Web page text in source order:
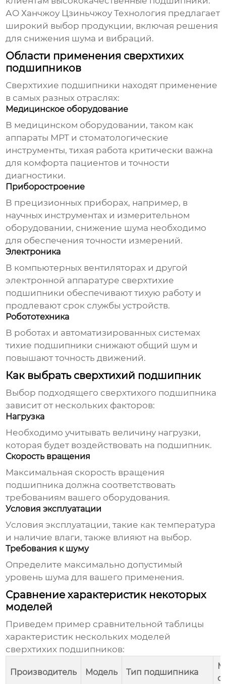
АО Ханчжоу Цзиньчжоу Технология предлагает
широкий выбор продукции, включая решения
для снижения шума и вибраций.
Области применения сверхтихих
подшипников
Сверхтихие подшипники находят применение
в самых разных отраслях:
Медицинское оборудование
В медицинском оборудовании, таком как
аппараты МРТ и стоматологические
инструменты, тихая работа критически важна
для комфорта пациентов и точности
диагностики.
Приборостроение
В прецизионных приборах, например, в
научных инструментах и измерительном
оборудовании, снижение шума необходимо
для обеспечения точности измерений.
Электроника
В компьютерных вентиляторах и другой
электронной аппаратуре сверхтихие
подшипники обеспечивают тихую работу и
продлевают срок службы устройств.
Робототехника
В роботах и автоматизированных системах
тихие подшипники снижают общий шум и
повышают точность движений.
Как выбрать сверхтихий подшипник
Выбор подходящего сверхтихого подшипника
зависит от нескольких факторов:
Нагрузка
Необходимо учитывать величину нагрузки,
которая будет воздействовать на подшипник.
Скорость вращения
Максимальная скорость вращения
подшипника должна соответствовать
требованиям вашего оборудования.
Условия эксплуатации
Условия эксплуатации, такие как температура
и наличие влаги, также влияют на выбор.
Требования к шуму
Определите максимально допустимый
уровень шума для вашего применения.
Сравнение характеристик некоторых
моделей
Приведем пример сравнительной таблицы
характеристик нескольких моделей
сверхтихих подшипников:
Производитель Модель Тип подшипника